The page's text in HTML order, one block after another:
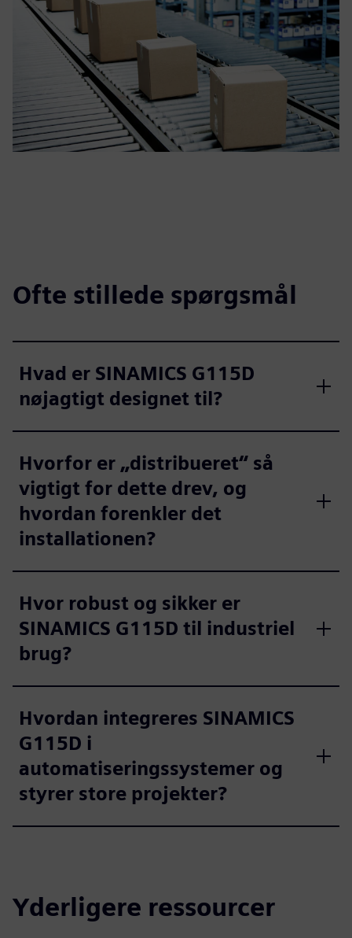
Ofte stillede spørgsmål
Hvad er SINAMICS G115D
nøjagtigt designet til?
Hvorfor er „distribueret“ så
vigtigt for dette drev, og
hvordan forenkler det
installationen?
Hvor robust og sikker er
SINAMICS G115D til industriel
brug?
Hvordan integreres SINAMICS
G115D i
automatiseringssystemer og
styrer store projekter?
Yderligere ressourcer